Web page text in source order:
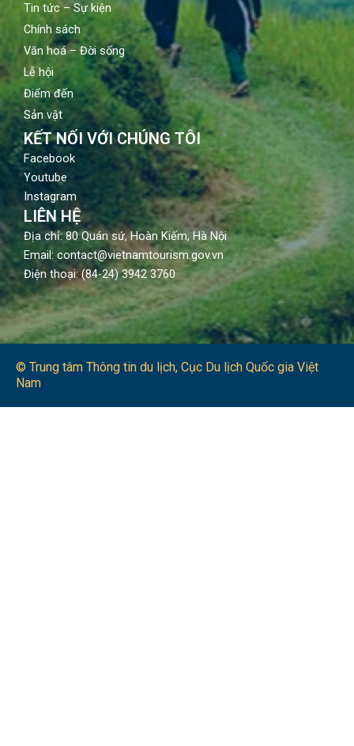
Tin tức – Sự kiện
Chính sách
Văn hoá – Đời sống
Lễ hội
Điểm đến
Sản vật
KẾT NỐI VỚI CHÚNG TÔI
Facebook
Youtube
Instagram
LIÊN HỆ
Địa chỉ: 80 Quán sứ, Hoàn Kiếm, Hà Nội
Email: contact@vietnamtourism.gov.vn
Điện thoại: (84-24) 3942 3760
© Trung tâm Thông tin du lịch​, Cục Du lịch Quốc gia Việt
Nam